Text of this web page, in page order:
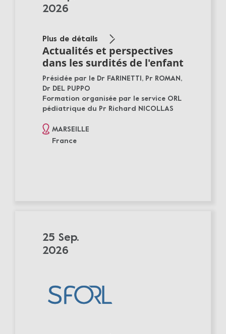
2026
Plus de détails
Actualités et perspectives
dans les surdités de l'enfant
Présidée par le Dr FARINETTI, Pr ROMAN,
Dr DEL PUPPO
Formation organisée par le service ORL
pédiatrique du Pr Richard NICOLLAS
MARSEILLE
France
25 Sep.
2026